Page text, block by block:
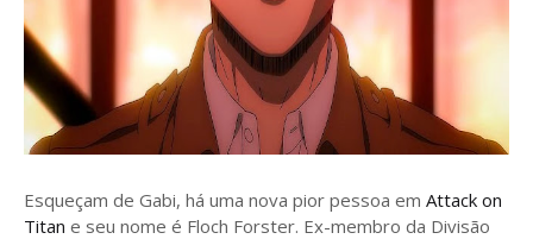
Esqueçam de Gabi, há uma nova pior pessoa em Attack on
Titan e seu nome é Floch Forster. Ex-membro da Divisão